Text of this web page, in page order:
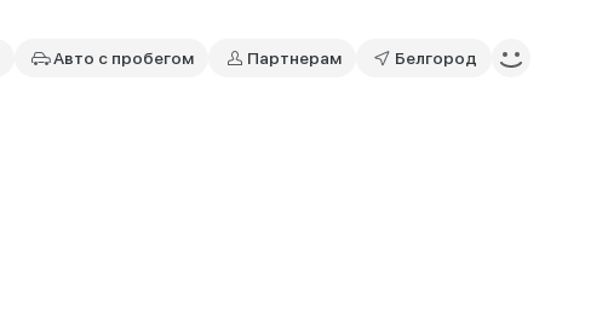
Авто с пробегом Партнерам Белгород